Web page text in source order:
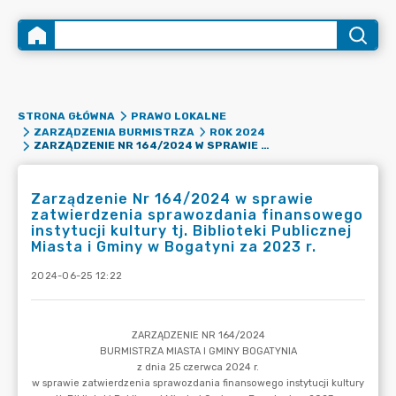
STRONA GŁÓWNA
PRAWO LOKALNE
ZARZĄDZENIA BURMISTRZA
ROK 2024
ZARZĄDZENIE NR 164/2024 W SPRAWIE ZATWIERDZENIA SPRAWOZDANIA FINANSOWEGO INSTYTUCJI KULTURY TJ. BIBLIOTEKI PUBLICZNEJ MIASTA I GMINY W BOGATYNI ZA 2023 R.
Zarządzenie Nr 164/2024 w sprawie
zatwierdzenia sprawozdania finansowego
instytucji kultury tj. Biblioteki Publicznej
Miasta i Gminy w Bogatyni za 2023 r.
2024-06-25 12:22